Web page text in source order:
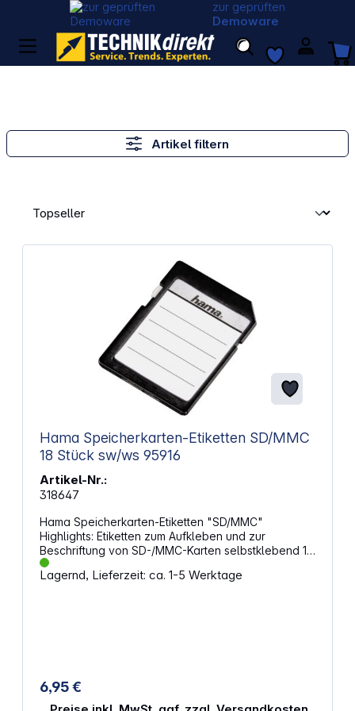
zur geprüften
Demoware
Artikel filtern
Hama Speicherkarten-Etiketten SD/MMC
18 Stück sw/ws 95916
Artikel-Nr.:
318647
Hama Speicherkarten-Etiketten "SD/MMC"
Highlights: Etiketten zum Aufkleben und zur
Beschriftung von SD-/MMC-Karten selbstklebend 18
Lagernd, Lieferzeit: ca. 1-5 Werktage
6,95 €